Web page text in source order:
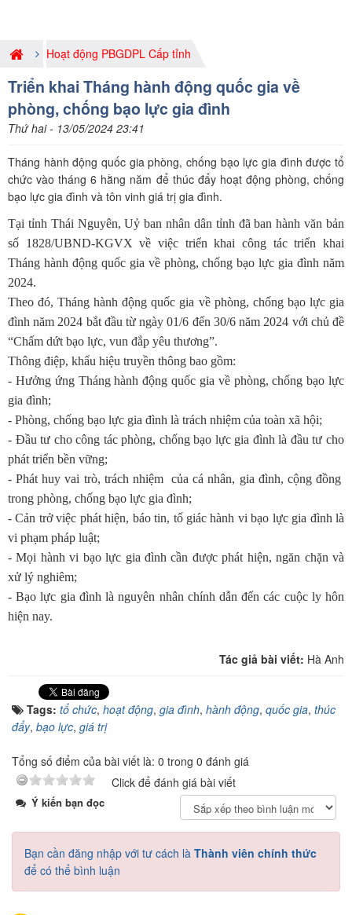
Hoạt động PBGDPL Cấp tỉnh
Triển khai Tháng hành động quốc gia về
phòng, chống bạo lực gia đình
Thứ hai - 13/05/2024 23:41
Tháng hành động quốc gia phòng, chống bạo lực gia đình được tổ
chức vào tháng 6 hằng năm để thúc đẩy hoạt động phòng, chống
bạo lực gia đình và tôn vinh giá trị gia đình.
Tại tỉnh Thái Nguyên,Uỷ ban nhân dân tỉnh đã ban hành văn bản
số 1828/UBND-KGVX về việc triển khai công tác triển khai
Tháng hành động quốc gia về phòng, chống bạo lực gia đình năm
2024.
Theo đó, Tháng hành động quốc gia về phòng, chống bạo lực gia
đình năm 2024 bắt đầu từ ngày 01/6 đến 30/6 năm 2024 với chủ đề
“Chấm dứt bạo lực, vun đắp yêu thương”.
Thông điệp, khẩu hiệu truyền thông bao gồm:
- Hưởng ứng Tháng hành động quốc gia về phòng, chống bạo lực
gia đình;
- Phòng, chống bạo lực gia đình là trách nhiệm của toàn xã hội;
- Đầu tư cho công tác phòng, chống bạo lực gia đình là đầu tư cho
phát triển bền vững;
- Phát huy vai trò, trách nhiệm của cá nhân, gia đình, cộng đồng
trong phòng, chống bạo lực gia đình;
- Cản trở việc phát hiện, báo tin, tố giác hành vi bạo lực gia đình là
vi phạm pháp luật;
- Mọi hành vi bạo lực gia đình cần được phát hiện, ngăn chặn và
xử lý nghiêm;
- Bạo lực gia đình là nguyên nhân chính dẫn đến các cuộc ly hôn
hiện nay.
Tác giả bài viết: Hà Anh
Tags: tổ chức, hoạt động, gia đình, hành động, quốc gia, thúc
đẩy, bạo lực, giá trị
Tổng số điểm của bài viết là: 0 trong 0 đánh giá
Click để đánh giá bài viết
Ý kiến bạn đọc
Bạn cần đăng nhập với tư cách là Thành viên chính thức
để có thể bình luận